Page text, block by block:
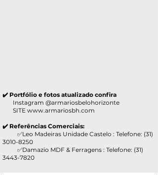
✔️ Portfólio e fotos atualizado confira
Instagram @armariosbelohorizonte
SITE www.armariosbh.com
✔️ Referências Comerciais:
✅Leo Madeiras Unidade Castelo : Telefone: (31)
3010-8250
✅Damazio MDF & Ferragens : Telefone: (31)
3443-7820